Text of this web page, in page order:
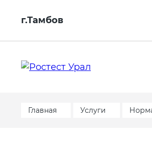
г.Тамбов
Главная Услуги